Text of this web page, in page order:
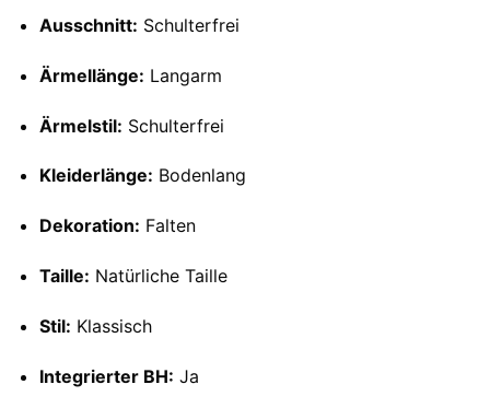
Ausschnitt: Schulterfrei
Ärmellänge: Langarm
Ärmelstil: Schulterfrei
Kleiderlänge: Bodenlang
Dekoration: Falten
Taille: Natürliche Taille
Stil: Klassisch
Integrierter BH: Ja